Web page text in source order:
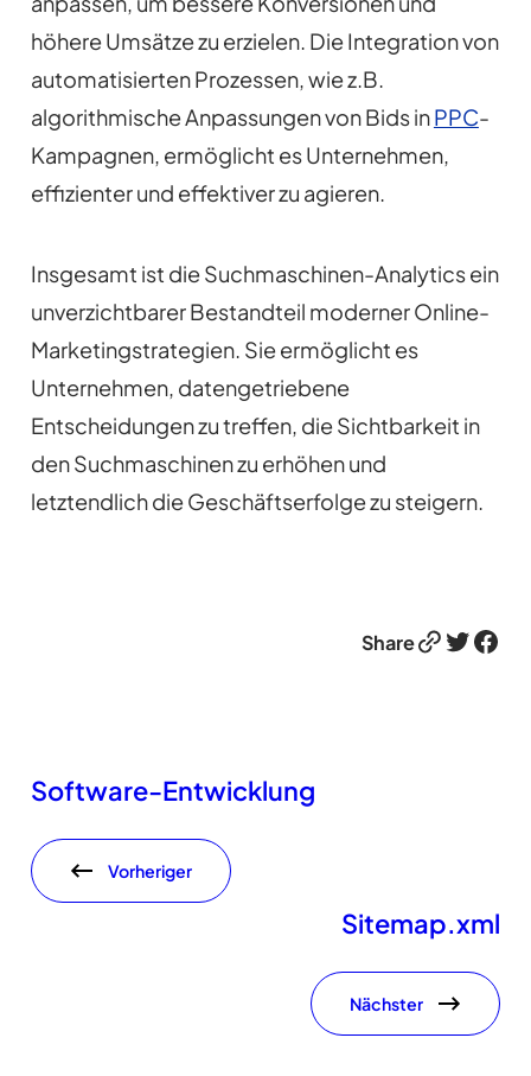
höhere Umsätze zu erzielen. Die Integration von
automatisierten Prozessen, wie z.B.
algorithmische Anpassungen von Bids inPPC-
Kampagnen, ermöglicht es Unternehmen,
effizienter und effektiver zu agieren.
Insgesamt ist die Suchmaschinen-Analytics ein
unverzichtbarer Bestandteil moderner Online-
Marketingstrategien. Sie ermöglicht es
Unternehmen, datengetriebene
Entscheidungen zu treffen, die Sichtbarkeit in
den Suchmaschinen zu erhöhen und
letztendlich die Geschäftserfolge zu steigern.
ShareLink Twitter Facebook
Software-Entwicklung
Vorheriger
Sitemap.xml
Nächster